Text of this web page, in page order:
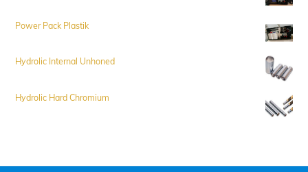
Power Pack Plastik
Hydrolic Internal Unhoned
Hydrolic Hard Chromium